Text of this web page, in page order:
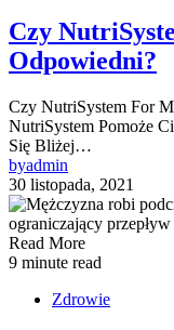
Czy
Odpowiedni?
Czy NutriSystem For
NutriSystem Pomoże
Się Bliżej…
byadmin
30 listopada, 2021
Read More
9 minute read
Zdrowie